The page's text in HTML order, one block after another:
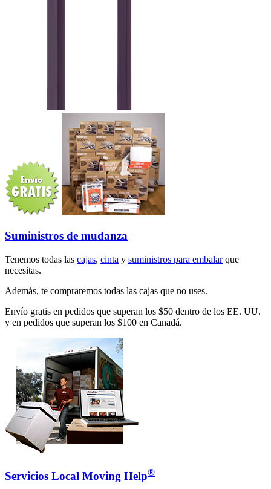
Suministros de mudanza
Tenemos todas las cajas, cinta y suministros para embalarque
necesitas.
Además, te compraremos todas las cajas que no uses.
Envío gratis en pedidos que superan los $50 dentro de los EE. UU.
y en pedidos que superan los $100 en Canadá.
Servicios Local Moving Help®